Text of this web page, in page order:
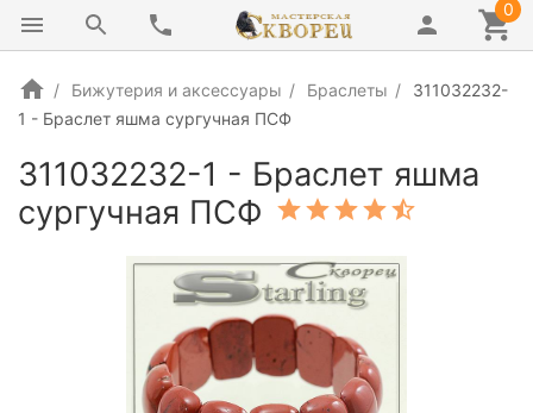
0
Бижутерия и аксессуары Браслеты
311032232-
1 - Браслет яшма сургучная ПСФ
311032232-1 - Браслет яшма
сургучная ПСФ